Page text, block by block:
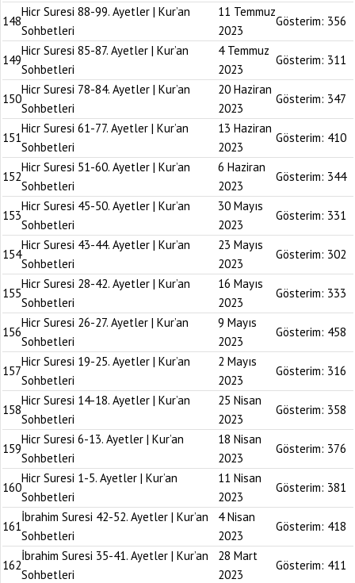
148
Hicr Suresi 88-99. Ayetler | Kur’an
Sohbetleri
11 Temmuz
2023
Gösterim: 356
149
Hicr Suresi 85-87. Ayetler | Kur’an
Sohbetleri
4 Temmuz
2023
Gösterim: 311
150
Hicr Suresi 78-84. Ayetler | Kur’an
Sohbetleri
20 Haziran
2023
Gösterim: 347
151
Hicr Suresi 61-77. Ayetler | Kur’an
Sohbetleri
13 Haziran
2023
Gösterim: 410
152
Hicr Suresi 51-60. Ayetler | Kur’an
Sohbetleri
6 Haziran
2023
Gösterim: 344
153
Hicr Suresi 45-50. Ayetler | Kur’an
Sohbetleri
30 Mayıs
2023
Gösterim: 331
154
Hicr Suresi 43-44. Ayetler | Kur’an
Sohbetleri
23 Mayıs
2023
Gösterim: 302
155
Hicr Suresi 28-42. Ayetler | Kur’an
Sohbetleri
16 Mayıs
2023
Gösterim: 333
156
Hicr Suresi 26-27. Ayetler | Kur’an
Sohbetleri
9 Mayıs
2023
Gösterim: 458
157
Hicr Suresi 19-25. Ayetler | Kur’an
Sohbetleri
2 Mayıs
2023
Gösterim: 316
158
Hicr Suresi 14-18. Ayetler | Kur’an
Sohbetleri
25 Nisan
2023
Gösterim: 358
159
Hicr Suresi 6-13. Ayetler | Kur’an
Sohbetleri
18 Nisan
2023
Gösterim: 376
160
Hicr Suresi 1-5. Ayetler | Kur’an
Sohbetleri
11 Nisan
2023
Gösterim: 381
161
İbrahim Suresi 42-52. Ayetler | Kur’an
Sohbetleri
4 Nisan
2023
Gösterim: 418
162
İbrahim Suresi 35-41. Ayetler | Kur’an
Sohbetleri
28 Mart
2023
Gösterim: 411